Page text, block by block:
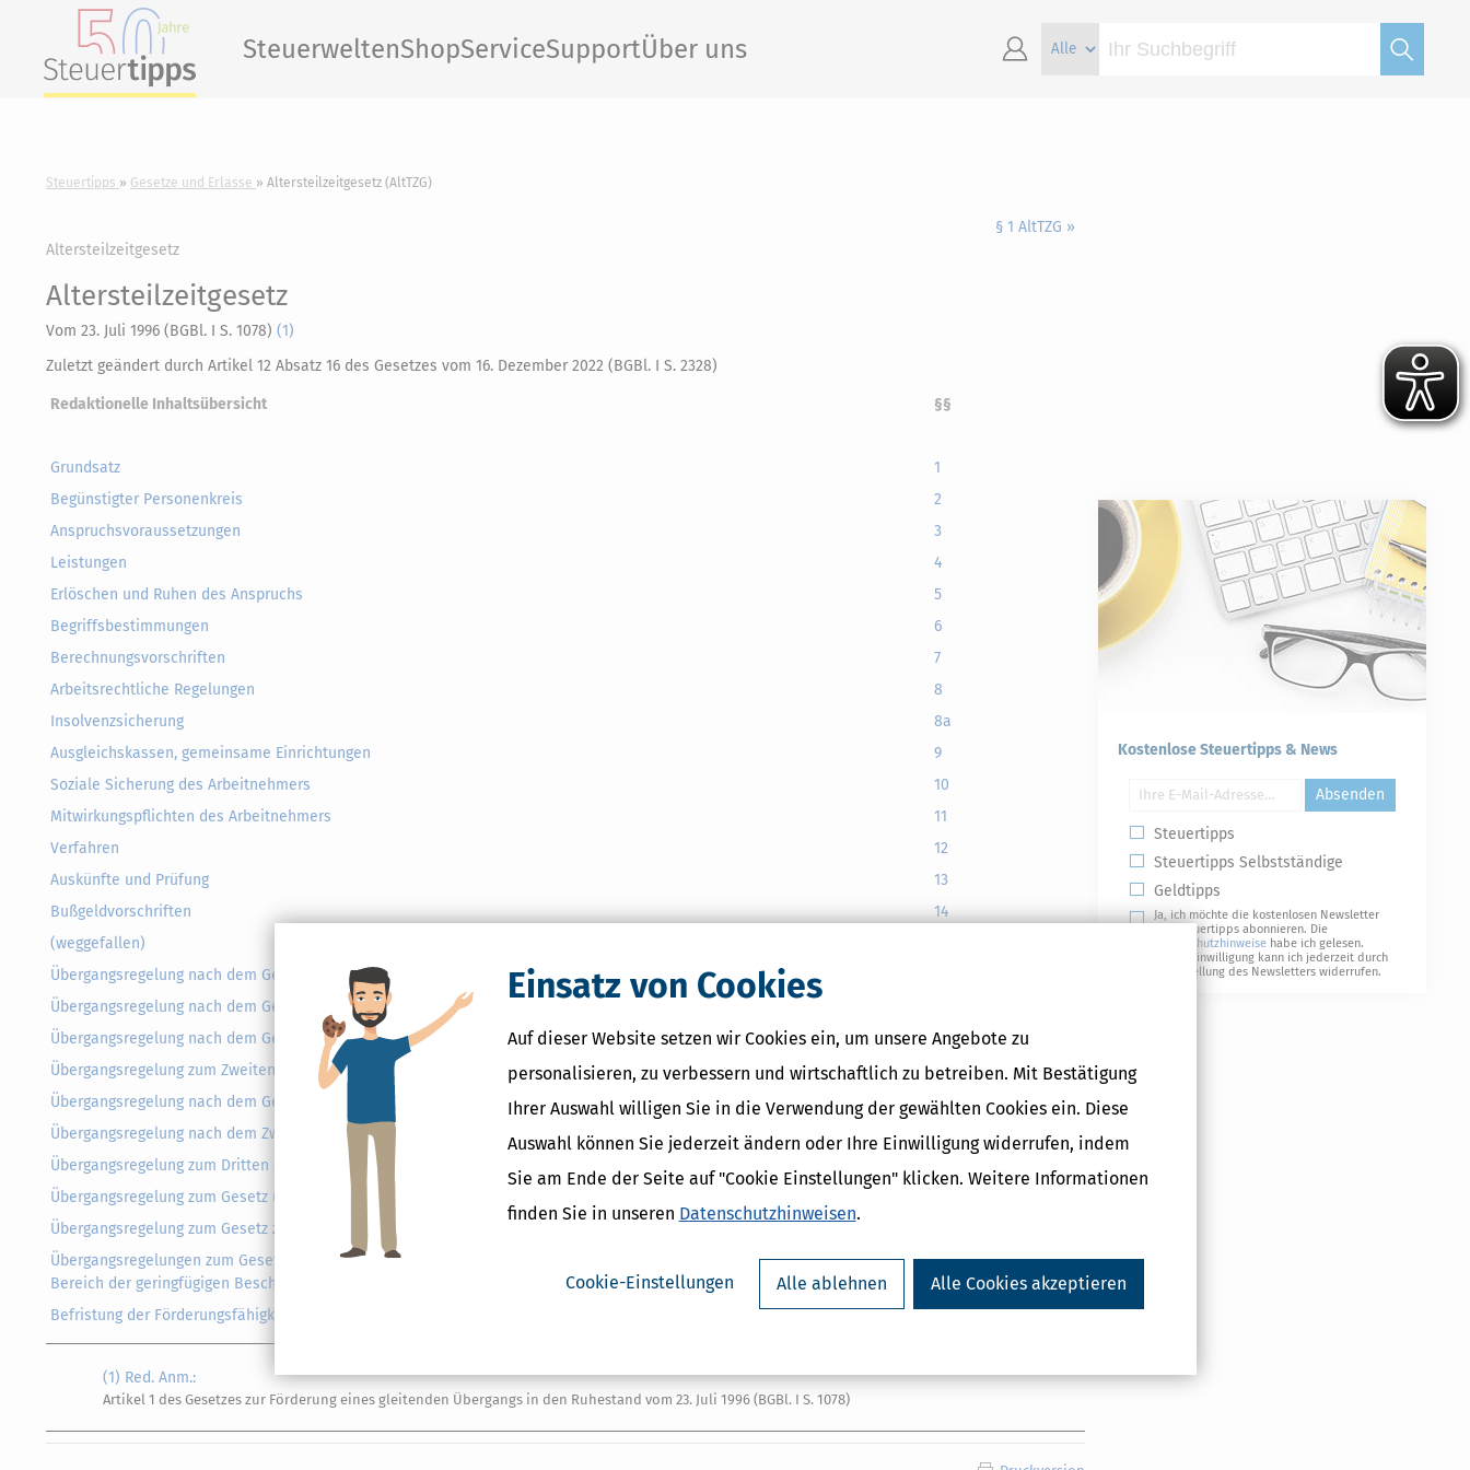
Einsatz von Cookies
Auf dieser Website setzen wir Cookies ein, um unsere Angebote zu
personalisieren, zu verbessern und wirtschaftlich zu betreiben. Mit Bestätigung
Ihrer Auswahl willigen Sie in die Verwendung der gewählten Cookies ein. Diese
Auswahl können Sie jederzeit ändern oder Ihre Einwilligung widerrufen, indem
Sie am Ende der Seite auf "Cookie Einstellungen" klicken. Weitere Informationen
finden Sie in unseren Datenschutzhinweisen.
Cookie-Einstellungen Alle ablehnen Alle Cookies akzeptieren
SteuerweltenShopServiceSupportÜber uns
Steuertipps Gesetze und Erlasse Altersteilzeitgesetz (AltTZG)
§ 1 AltTZG »
Altersteilzeitgesetz
Altersteilzeitgesetz
Vom 23. Juli 1996 (BGBl. I S. 1078) (1)
Zuletzt geändert durch Artikel 12 Absatz 16 des Gesetzes vom 16. Dezember 2022 (BGBl. I S. 2328)
Redaktionelle Inhaltsübersicht §§
Grundsatz
1
Begünstigter Personenkreis
2
Anspruchsvoraussetzungen
3
Leistungen
4
Erlöschen und Ruhen des Anspruchs
5
Begriffsbestimmungen
6
Berechnungsvorschriften
7
Arbeitsrechtliche Regelungen
8
Insolvenzsicherung
8a
Ausgleichskassen, gemeinsame Einrichtungen
9
Soziale Sicherung des Arbeitnehmers
10
Mitwirkungspflichten des Arbeitnehmers
11
Verfahren
12
Auskünfte und Prüfung
13
Bußgeldvorschriften
14
(weggefallen)
Übergangsregelung nach dem Gesetz zur Reform der Arbeitsförderung
Übergangsregelung nach dem Gesetz zur Reform der gesetzlichen Rentenversicherung
Übergangsregelung nach dem Gesetz zur Fortentwicklung der Altersteilzeit
15c
Übergangsregelung zum Zweiten Gesetz zur Fortentwicklung der Altersteilzeit
15d
Übergangsregelung nach dem Gesetz zur Reform der Renten wegen verminderter Erwerbsfähigkeit
15e
Übergangsregelung nach dem Zweiten Gesetz für moderne Dienstleistungen am Arbeitsmarkt
15f
Übergangsregelung zum Dritten Gesetz für moderne Dienstleistungen am Arbeitsmarkt
Übergangsregelung zum Gesetz über Leistungsverbesserungen in der gesetzlichen Rentenversicherung
Übergangsregelung zum Gesetz zu Änderungen im Bereich der geringfügigen Beschäftigung
Übergangsregelungen zum Gesetz zur Erhöhung des Schutzes durch den gesetzlichen Mindestlohn und zu Änderungen im
Bereich der geringfügigen Beschäftigung
15j
Befristung der Förderungsfähigkeit 16
(1) Red. Anm.:
Artikel 1 des Gesetzes zur Förderung eines gleitenden Übergangs in den Ruhestand vom 23. Juli 1996 (BGBl. I S. 1078)
Kostenlose Steuertipps & News
Absenden
Steuertipps
Steuertipps Selbstständige
Geldtipps
Ja, ich möchte die kostenlosen Newsletter
von Steuertipps abonnieren. Die
Datenschutzhinweise habe ich gelesen.
Meine Einwilligung kann ich jederzeit durch
Abbestellung des Newsletters widerrufen.